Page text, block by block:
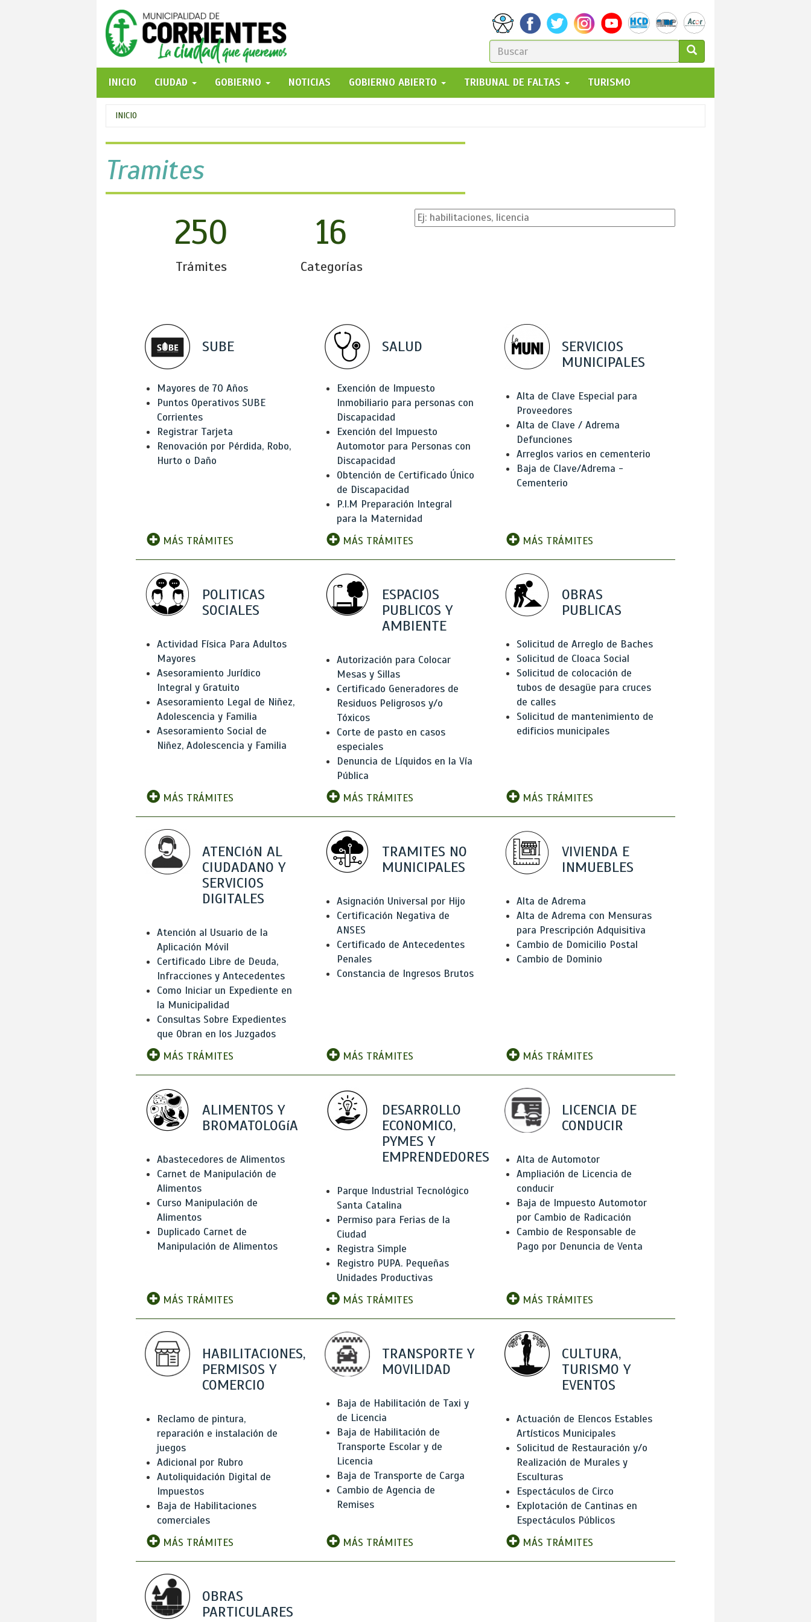
FORMULARIO
DE
BÚSQUEDA
GO!
INICIO
CIUDAD GOBIERNO NOTICIAS GOBIERNO ABIERTO TRIBUNAL DE FALTAS TURISMO
Se
encuentra
usted
aquí
INICIO
Tramites
250
Trámites
16
Categorías
SUBE
Mayores de 70 Años
Puntos Operativos SUBE
Corrientes
Registrar Tarjeta
Renovación por Pérdida, Robo,
Hurto o Daño
MÁS TRÁMITES
SALUD
Exención de Impuesto
Inmobiliario para personas con
Discapacidad
Exención del Impuesto
Automotor para Personas con
Discapacidad
Obtención de Certificado Único
de Discapacidad
P.I.M Preparación Integral
para la Maternidad
MÁS TRÁMITES
SERVICIOS
MUNICIPALES
Alta de Clave Especial para
Proveedores
Alta de Clave / Adrema
Defunciones
Arreglos varios en cementerio
Baja de Clave/Adrema -
Cementerio
MÁS TRÁMITES
POLITICAS
SOCIALES
Actividad Física Para Adultos
Mayores
Asesoramiento Jurídico
Integral y Gratuito
Asesoramiento Legal de Niñez,
Adolescencia y Familia
Asesoramiento Social de
Niñez, Adolescencia y Familia
MÁS TRÁMITES
ESPACIOS
PUBLICOS Y
AMBIENTE
Autorización para Colocar
Mesas y Sillas
Certificado Generadores de
Residuos Peligrosos y/o
Tóxicos
Corte de pasto en casos
especiales
Denuncia de Líquidos en la Vía
Pública
MÁS TRÁMITES
OBRAS
PUBLICAS
Solicitud de Arreglo de Baches
Solicitud de Cloaca Social
Solicitud de colocación de
tubos de desagüe para cruces
de calles
Solicitud de mantenimiento de
edificios municipales
MÁS TRÁMITES
ATENCIóN AL
CIUDADANO Y
SERVICIOS
DIGITALES
Atención al Usuario de la
Aplicación Móvil
Certificado Libre de Deuda,
Infracciones y Antecedentes
Como Iniciar un Expediente en
la Municipalidad
Consultas Sobre Expedientes
que Obran en los Juzgados
MÁS TRÁMITES
TRAMITES NO
MUNICIPALES
Asignación Universal por Hijo
Certificación Negativa de
ANSES
Certificado de Antecedentes
Penales
Constancia de Ingresos Brutos
MÁS TRÁMITES
VIVIENDA E
INMUEBLES
Alta de Adrema
Alta de Adrema con Mensuras
para Prescripción Adquisitiva
Cambio de Domicilio Postal
Cambio de Dominio
MÁS TRÁMITES
ALIMENTOS Y
BROMATOLOGíA
Abastecedores de Alimentos
Carnet de Manipulación de
Alimentos
Curso Manipulación de
Alimentos
Duplicado Carnet de
Manipulación de Alimentos
MÁS TRÁMITES
DESARROLLO
ECONOMICO,
PYMES Y
EMPRENDEDORES
Parque Industrial Tecnológico
Santa Catalina
Permiso para Ferias de la
Ciudad
Registra Simple
Registro PUPA. Pequeñas
Unidades Productivas
MÁS TRÁMITES
LICENCIA DE
CONDUCIR
Alta de Automotor
Ampliación de Licencia de
conducir
Baja de Impuesto Automotor
por Cambio de Radicación
Cambio de Responsable de
Pago por Denuncia de Venta
MÁS TRÁMITES
HABILITACIONES,
PERMISOS Y
COMERCIO
Reclamo de pintura,
reparación e instalación de
juegos
Adicional por Rubro
Autoliquidación Digital de
Impuestos
Baja de Habilitaciones
comerciales
MÁS TRÁMITES
TRANSPORTE Y
MOVILIDAD
Baja de Habilitación de Taxi y
de Licencia
Baja de Habilitación de
Transporte Escolar y de
Licencia
Baja de Transporte de Carga
Cambio de Agencia de
Remises
MÁS TRÁMITES
CULTURA,
TURISMO Y
EVENTOS
Actuación de Elencos Estables
Artísticos Municipales
Solicitud de Restauración y/o
Realización de Murales y
Esculturas
Espectáculos de Circo
Explotación de Cantinas en
Espectáculos Públicos
MÁS TRÁMITES
OBRAS
PARTICULARES